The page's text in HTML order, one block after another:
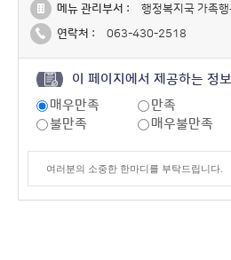
메뉴 관리부서 :
행정복지국 가족
연락처 :
063-430-2518
이 페이지에서 제공하는 정
매우만족
만족
불만족
매우불만족